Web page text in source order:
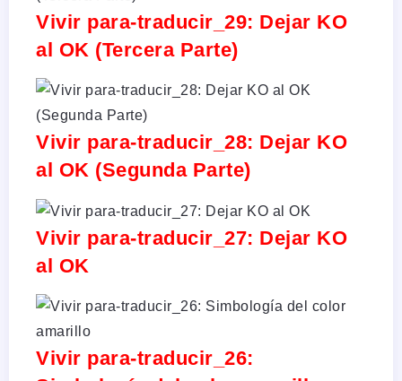
Vivir para-traducir_29: Dejar KO
al OK (Tercera Parte)
Vivir para-traducir_28: Dejar KO
al OK (Segunda Parte)
Vivir para-traducir_27: Dejar KO
al OK
Vivir para-traducir_26: